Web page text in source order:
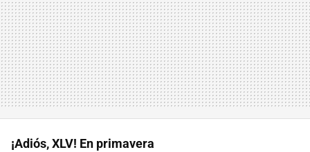
¡Adiós, XLV! En primavera